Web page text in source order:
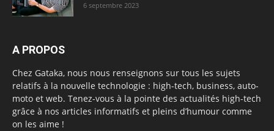
6 septembre 2023
A PROPOS
Chez Gataka, nous nous renseignons sur tous les sujets
relatifs à la nouvelle technologie : high-tech, business, auto-
moto et web. Tenez-vous à la pointe des actualités high-tech
grâce à nos articles informatifs et pleins d’humour comme
on les aime !